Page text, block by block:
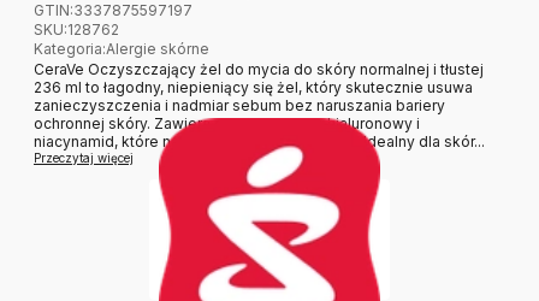
GTIN:3337875597197
SKU:128762
Kategoria:Alergie skórne
CeraVe Oczyszczający żel do mycia do skóry normalnej i tłustej
236 ml to łagodny, niepieniący się żel, który skutecznie usuwa
zanieczyszczenia i nadmiar sebum bez naruszania bariery
ochronnej skóry. Zawiera ceramidy, kwas hialuronowy i
niacynamid, które nawilżają i koi podrażnienia. Idealny dla skór...
Przeczytaj więcej